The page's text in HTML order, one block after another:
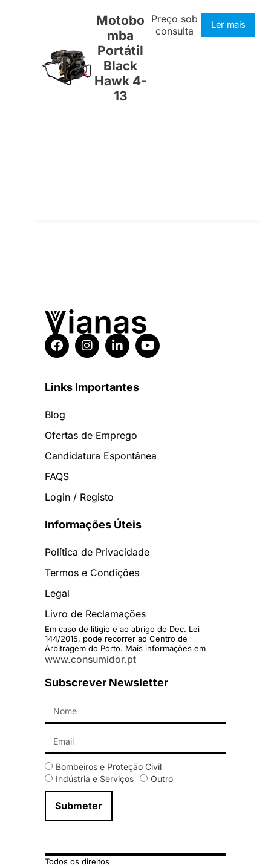
Motobo
mba
Portátil
Black
Hawk 4-
13
Preço sob
consulta
Ler mais
Links Importantes
Blog
Ofertas de Emprego
Candidatura Espontânea
FAQS
Login / Registo
Informações Úteis
Política de Privacidade
Termos e Condições
Legal
Livro de Reclamações
Em caso de litigio e ao abrigo do Dec. Lei
144/2015, pode recorrer ao Centro de
Arbitragem do Porto. Mais informações em
www.consumidor.pt
Subscrever Newsletter
Bombeiros e Proteção Civil
Indústria e Serviços
Outro
Submeter
Todos os direitos